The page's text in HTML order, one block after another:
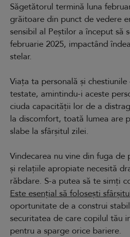
Săgetătorul termină luna
grăitoare din punct de vedere
sensibil al Peștilor a început să
februarie 2025, impactând
stelar.
Viața ta personală și
testate, amintindu-i aceste
ciuda capacității lor de a
la discomfort, toată lumea are
slabe la sfârșitul zilei.
Vindecarea nu vine din fuga de
și relațiile apropiate necesită
răbdare. S-a putea să te simți
Este esențial să folosești
oportunitate de a construi
securitatea de care copilul tău
pentru a sparge orice bariere.